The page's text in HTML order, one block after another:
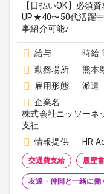
【日払いOK】必須
UP★40〜50代活躍
事紹介可能♪
給与
時給
勤務場所
熊本
雇用形態
派遣
企業名
株式会社ニッソーネ
支社
情報提供
HR
交通費支給 履歴
友達・仲間と一緒に働